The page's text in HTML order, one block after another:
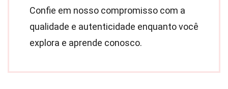
Confie em nosso compromisso com a
qualidade e autenticidade enquanto você
explora e aprende conosco.